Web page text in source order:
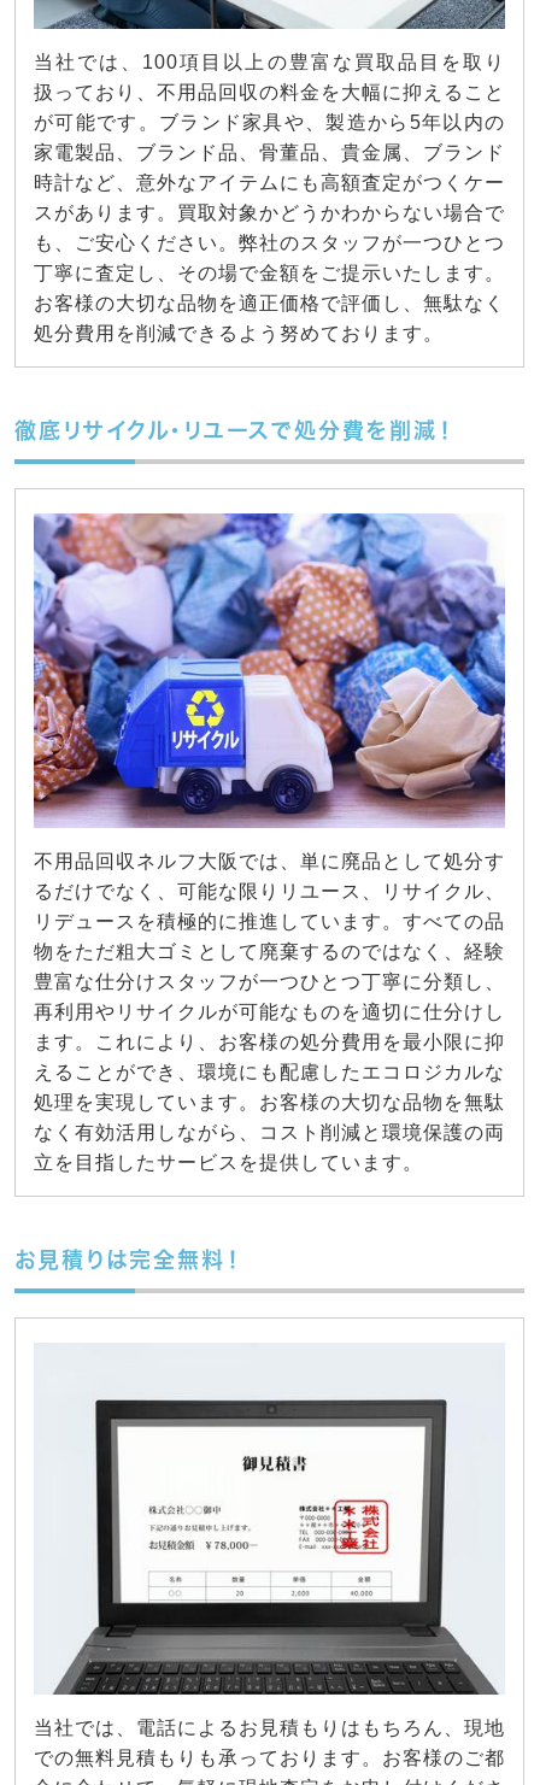
当社では、100項目以上の豊富な買取品目を取り
扱っており、不用品回収の料金を大幅に抑えること
が可能です。ブランド家具や、製造から5年以内の
家電製品、ブランド品、骨董品、貴金属、ブランド
時計など、意外なアイテムにも高額査定がつくケー
スがあります。買取対象かどうかわからない場合で
も、ご安心ください。弊社のスタッフが一つひとつ
丁寧に査定し、その場で金額をご提示いたします。
お客様の大切な品物を適正価格で評価し、無駄なく
処分費用を削減できるよう努めております。
徹底リサイクル・リユースで処分費を削減！
不用品回収ネルフ大阪では、単に廃品として処分す
るだけでなく、可能な限りリユース、リサイクル、
リデュースを積極的に推進しています。すべての品
物をただ粗大ゴミとして廃棄するのではなく、経験
豊富な仕分けスタッフが一つひとつ丁寧に分類し、
再利用やリサイクルが可能なものを適切に仕分けし
ます。これにより、お客様の処分費用を最小限に抑
えることができ、環境にも配慮したエコロジカルな
処理を実現しています。お客様の大切な品物を無駄
なく有効活用しながら、コスト削減と環境保護の両
立を目指したサービスを提供しています。
お見積りは完全無料！
当社では、電話によるお見積もりはもちろん、現地
での無料見積もりも承っております。お客様のご都